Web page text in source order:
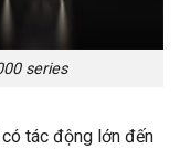
series
tác động lớn đến